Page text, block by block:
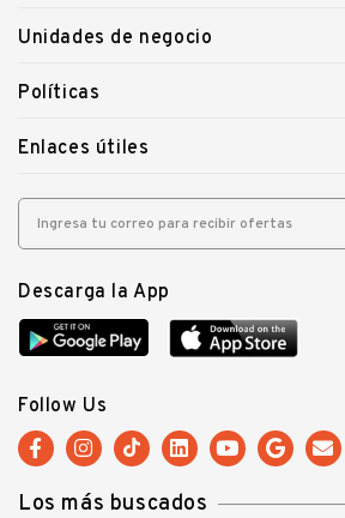
Unidades de negocio
Políticas
Enlaces útiles
Descarga la App
Follow Us
Los más buscados